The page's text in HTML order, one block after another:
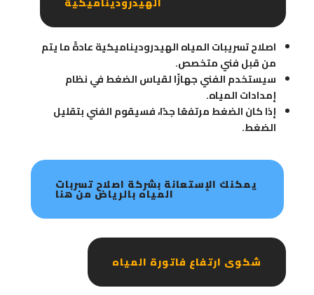
اصلاح تسريبات المياه الهيدروديناميكية عادةً ما يتم
من قبل فني متخصص.
سيستخدم الفني جهازًا لقياس الضغط في نظام
إمدادات المياه.
إذا كان الضغط مرتفعًا جدًا، فسيقوم الفني بتقليل
الضغط.
يمكنك الإستعانة بشركة اصلاح تسربات
المياه بالرياض من هنا
شكوى ارتفاع فاتورة المياه